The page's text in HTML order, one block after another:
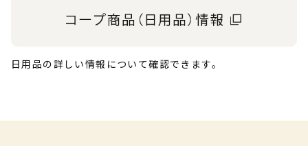
日用品の詳しい情報について確認できます。